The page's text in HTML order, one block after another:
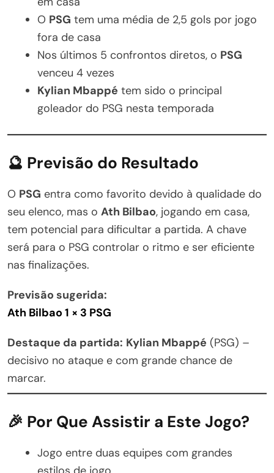
O PSG tem uma média de 2,5 gols por jogo
fora de casa
Nos últimos 5 confrontos diretos, o PSG
venceu 4 vezes
Kylian Mbappé tem sido o principal
goleador do PSG nesta temporada
🔮 Previsão do Resultado
O PSG entra como favorito devido à qualidade do
seu elenco, mas o Ath Bilbao, jogando em casa,
tem potencial para dificultar a partida. A chave
será para o PSG controlar o ritmo e ser eficiente
nas finalizações.
Previsão sugerida:
Ath Bilbao 1 × 3 PSG
Destaque da partida: Kylian Mbappé (PSG) –
decisivo no ataque e com grande chance de
marcar.
🎉 Por Que Assistir a Este Jogo?
Jogo entre duas equipes com grandes